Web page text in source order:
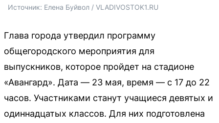
Источник: Елена Буйвол / VLADIVOSTOK1.RU
Глава города утвердил программу
общегородского мероприятия для
выпускников, которое пройдет на стадионе
«Авангард». Дата — 23 мая, время — с 17 до 22
часов. Участниками станут учащиеся девятых и
одиннадцатых классов. Для них подготовлена